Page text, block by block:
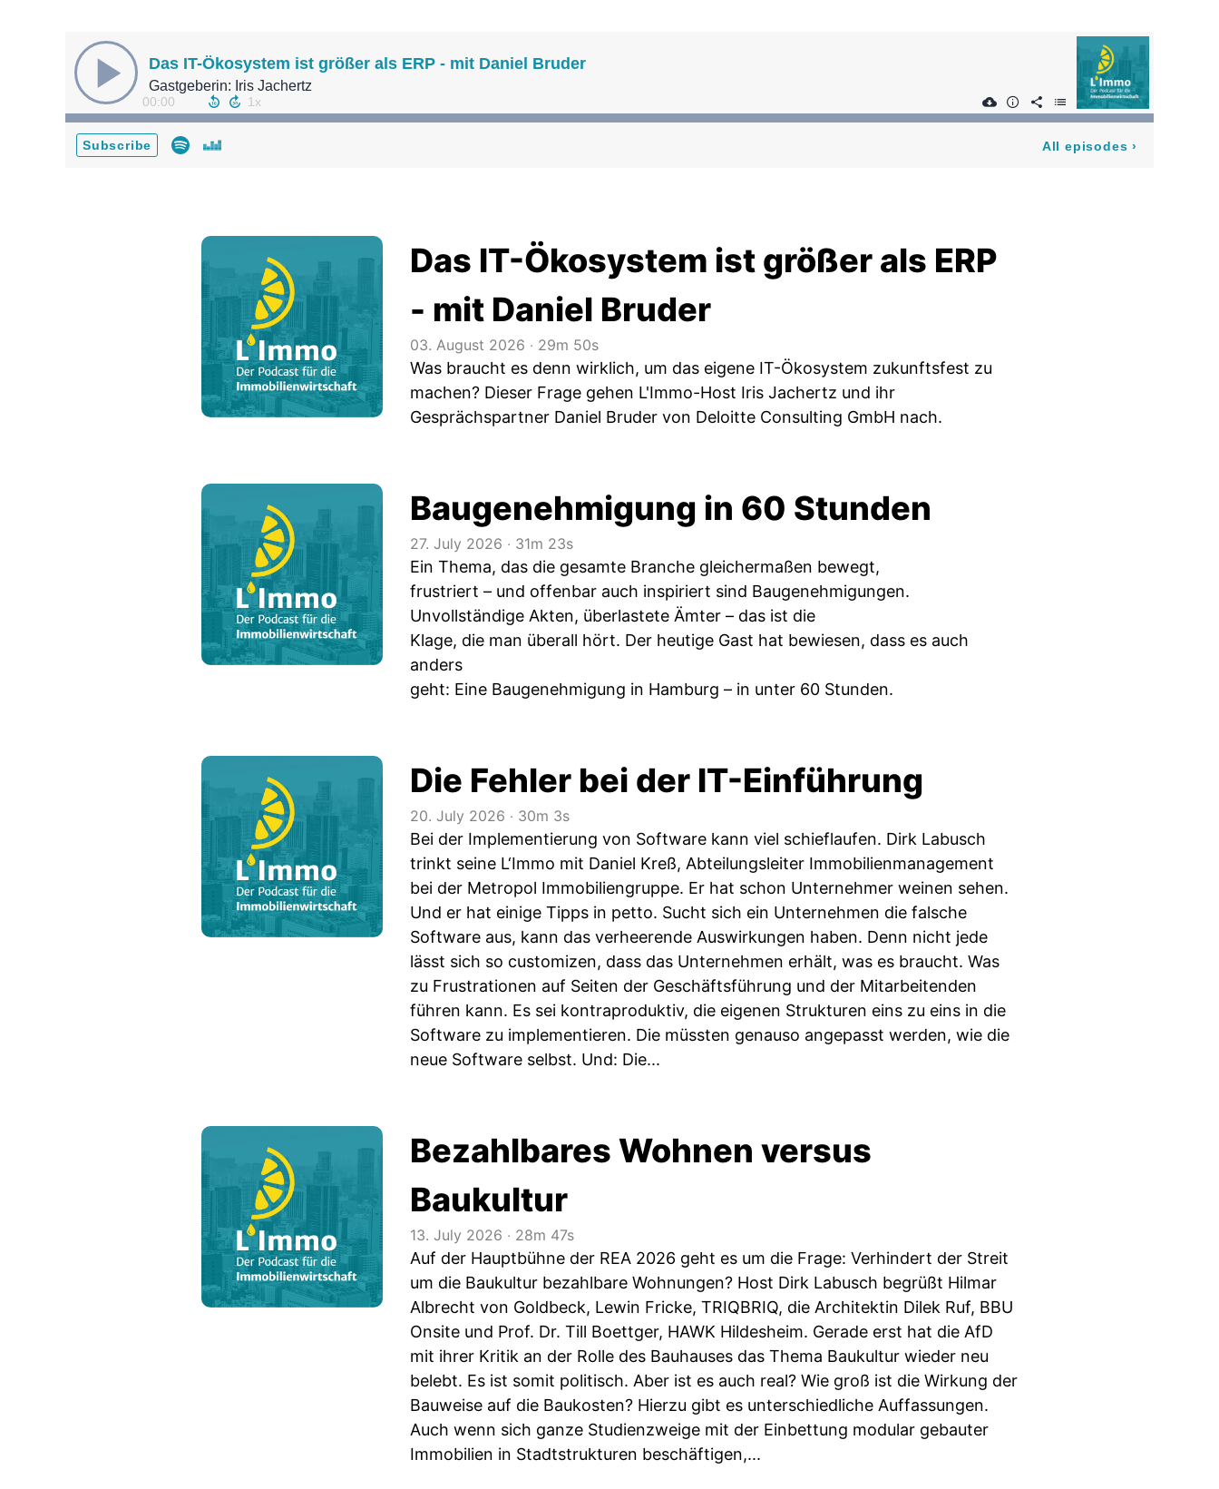
Das IT-Ökosystem ist größer als ERP - mit Daniel Bruder
Gastgeberin: Iris Jachertz
00:00
Subscribe All episodes ›
Das IT-Ökosystem ist größer als ERP
- mit Daniel Bruder
03. August 2026 ‧ 29m 50s
Was braucht es denn wirklich, um das eigene IT-Ökosystem zukunftsfest zu
machen? Dieser Frage gehen L'Immo-Host Iris Jachertz und ihr
Gesprächspartner Daniel Bruder von Deloitte Consulting GmbH nach.
Baugenehmigung in 60 Stunden
27. July 2026 ‧ 31m 23s
Ein Thema, das die gesamte Branche gleichermaßen bewegt,
frustriert – und offenbar auch inspiriert sind Baugenehmigungen.
Unvollständige Akten, überlastete Ämter – das ist die
Klage, die man überall hört. Der heutige Gast hat bewiesen, dass es auch
anders
geht: Eine Baugenehmigung in Hamburg – in unter 60 Stunden.
Die Fehler bei der IT-Einführung
20. July 2026 ‧ 30m 3s
Bei der Implementierung von Software kann viel schieflaufen. Dirk Labusch
trinkt seine L‘Immo mit Daniel Kreß, Abteilungsleiter Immobilienmanagement
bei der Metropol Immobiliengruppe. Er hat schon Unternehmer weinen sehen.
Und er hat einige Tipps in petto. Sucht sich ein Unternehmen die falsche
Software aus, kann das verheerende Auswirkungen haben. Denn nicht jede
lässt sich so customizen, dass das Unternehmen erhält, was es braucht. Was
zu Frustrationen auf Seiten der Geschäftsführung und der Mitarbeitenden
führen kann. Es sei kontraproduktiv, die eigenen Strukturen eins zu eins in die
Software zu implementieren. Die müssten genauso angepasst werden, wie die
neue Software selbst. Und: Die...
Bezahlbares Wohnen versus
Baukultur
13. July 2026 ‧ 28m 47s
Auf der Hauptbühne der REA 2026 geht es um die Frage: Verhindert der Streit
um die Baukultur bezahlbare Wohnungen? Host Dirk Labusch begrüßt Hilmar
Albrecht von Goldbeck, Lewin Fricke, TRIQBRIQ, die Architektin Dilek Ruf, BBU
Onsite und Prof. Dr. Till Boettger, HAWK Hildesheim. Gerade erst hat die AfD
mit ihrer Kritik an der Rolle des Bauhauses das Thema Baukultur wieder neu
belebt. Es ist somit politisch. Aber ist es auch real? Wie groß ist die Wirkung der
Bauweise auf die Baukosten? Hierzu gibt es unterschiedliche Auffassungen.
Auch wenn sich ganze Studienzweige mit der Einbettung modular gebauter
Immobilien in Stadtstrukturen beschäftigen,...